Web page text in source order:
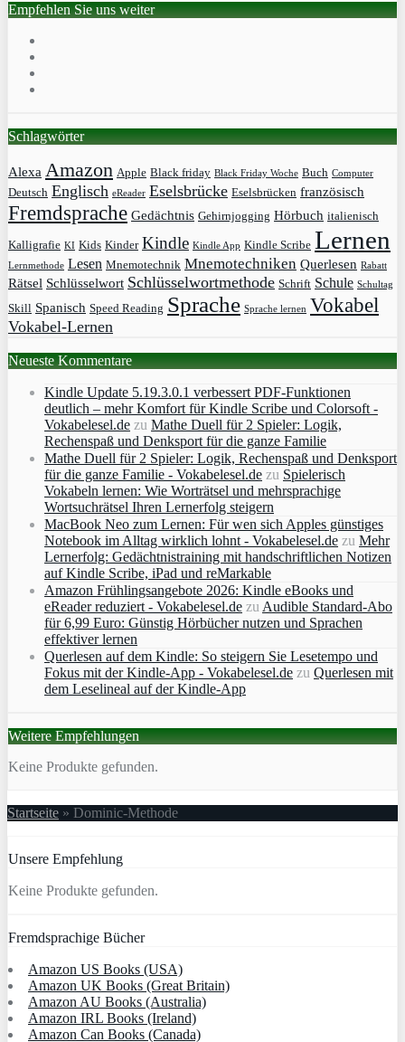
Empfehlen Sie uns weiter
Schlagwörter
Alexa Amazon Apple Black friday Black Friday Woche Buch Computer
Deutsch Englisch eReader Eselsbrücke Eselsbrücken französisch
Fremdsprache Gedächtnis Gehirnjogging Hörbuch italienisch
Kalligrafie KI Kids Kinder Kindle Kindle App Kindle Scribe Lernen
Lernmethode Lesen Mnemotechnik Mnemotechniken Querlesen Rabatt
Rätsel Schlüsselwort Schlüsselwortmethode Schrift Schule Schultag
Skill Spanisch Speed Reading Sprache Sprache lernen Vokabel
Vokabel-Lernen
Neueste Kommentare
Kindle Update 5.19.3.0.1 verbessert PDF-Funktionen
deutlich – mehr Komfort für Kindle Scribe und Colorsoft -
Vokabelesel.de zu Mathe Duell für 2 Spieler: Logik,
Rechenspaß und Denksport für die ganze Familie
Mathe Duell für 2 Spieler: Logik, Rechenspaß und Denksport
für die ganze Familie - Vokabelesel.de zu Spielerisch
Vokabeln lernen: Wie Worträtsel und mehrsprachige
Wortsuchrätsel Ihren Lernerfolg steigern
MacBook Neo zum Lernen: Für wen sich Apples günstiges
Notebook im Alltag wirklich lohnt - Vokabelesel.de zu Mehr
Lernerfolg: Gedächtnistraining mit handschriftlichen Notizen
auf Kindle Scribe, iPad und reMarkable
Amazon Frühlingsangebote 2026: Kindle eBooks und
eReader reduziert - Vokabelesel.de zu Audible Standard-Abo
für 6,99 Euro: Günstig Hörbücher nutzen und Sprachen
effektiver lernen
Querlesen auf dem Kindle: So steigern Sie Lesetempo und
Fokus mit der Kindle-App - Vokabelesel.de zu Querlesen mit
dem Leselineal auf der Kindle-App
Weitere Empfehlungen
Keine Produkte gefunden.
Startseite » Dominic-Methode
Unsere Empfehlung
Keine Produkte gefunden.
Fremdsprachige Bücher
Amazon US Books (USA)
Amazon UK Books (Great Britain)
Amazon AU Books (Australia)
Amazon IRL Books (Ireland)
Amazon Can Books (Canada)